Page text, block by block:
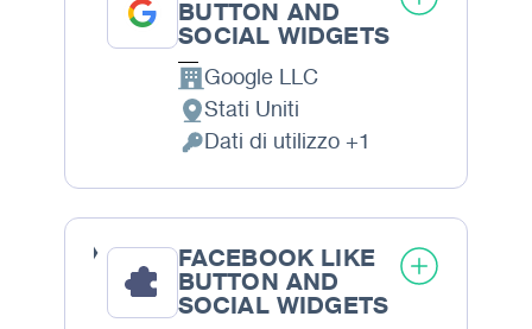
BUTTON AND
SOCIAL WIDGETS
Azienda:
Google LLC
Luogo del trattamento:
Stati Uniti
Dati Personali trattati:
Dati di utilizzo +1
FACEBOOK LIKE
BUTTON AND
SOCIAL WIDGETS